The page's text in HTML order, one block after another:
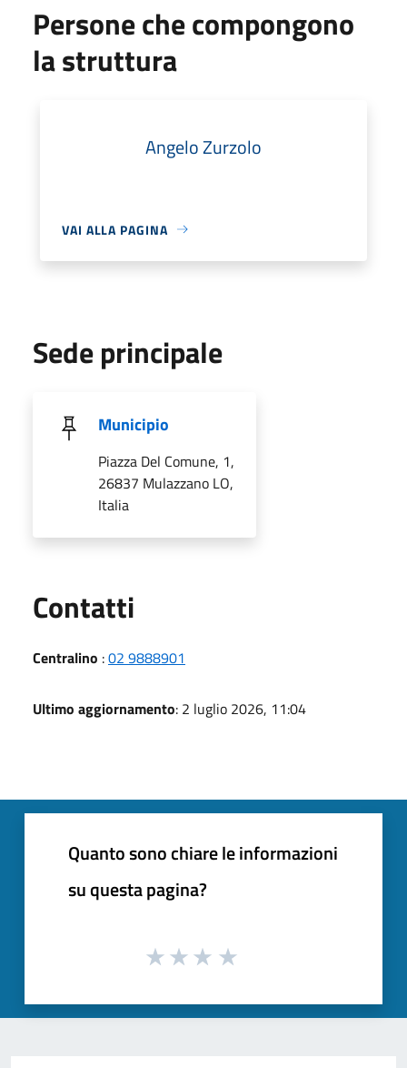
Persone che compongono
la struttura
Angelo Zurzolo
VAI ALLA PAGINA
Sede principale
Municipio
Piazza Del Comune, 1,
26837 Mulazzano LO,
Italia
Contatti
Centralino :02 9888901
Ultimo aggiornamento: 2 luglio 2026, 11:04
Quanto sono chiare le informazioni
su questa pagina?